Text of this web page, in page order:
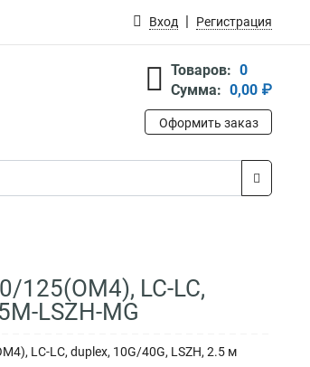
Вход Регистрация
Товаров: 0
Сумма: 0,00 ₽
Оформить заказ
125(OM4), LC-LC,
LSZH-MG
LC-LC, duplex, 10G/40G, LSZH, 2.5 м